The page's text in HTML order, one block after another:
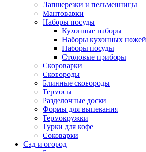
Лапшерезки и пельменницы
Мантоварки
Наборы посуды
Кухонные наборы
Наборы кухонных ножей
Наборы посуды
Столовые приборы
Скороварки
Сковороды
Блинные сковороды
Термосы
Разделочные доски
Формы для выпекания
Термокружки
Турки для кофе
Соковарки
Сад и огород